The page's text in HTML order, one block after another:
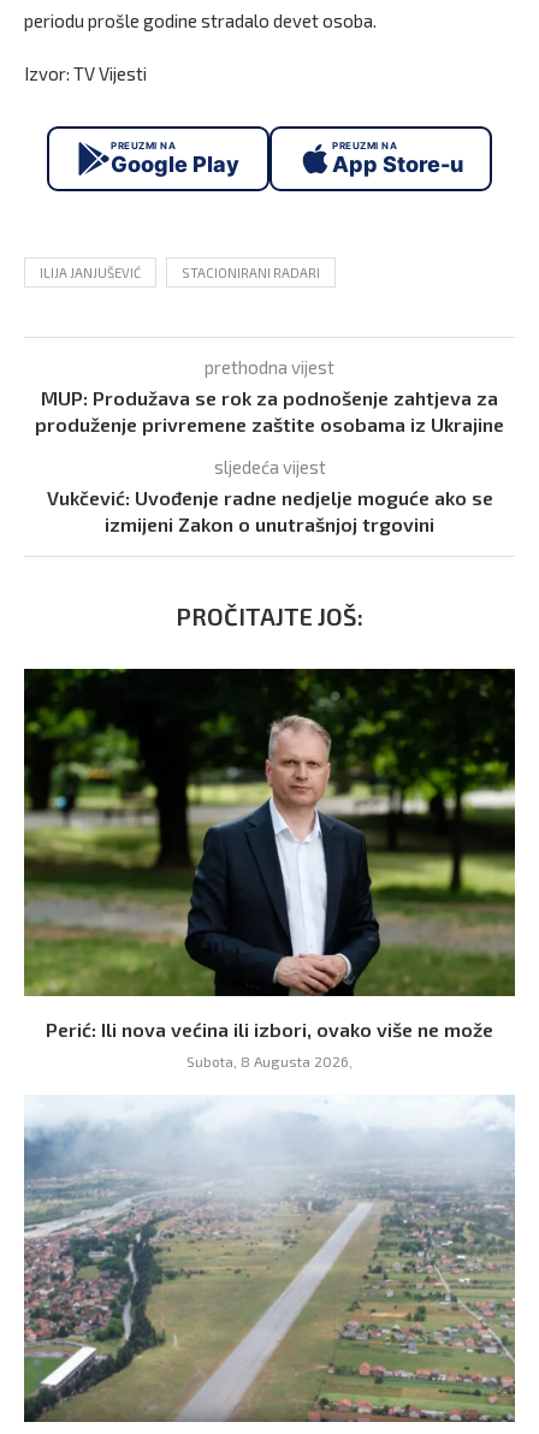
periodu prošle godine stradalo devet osoba.
Izvor: TV Vijesti
PREUZMI NA
Google Play
PREUZMI NA
App Store-u
ILIJA JANJUŠEVIĆ STACIONIRANI RADARI
prethodna vijest
MUP: Produžava se rok za podnošenje zahtjeva za
produženje privremene zaštite osobama iz Ukrajine
sljedeća vijest
Vukčević: Uvođenje radne nedjelje moguće ako se
izmijeni Zakon o unutrašnjoj trgovini
PROČITAJTE JOŠ:
Perić: Ili nova većina ili izbori, ovako više ne može
Subota, 8 Augusta 2026,